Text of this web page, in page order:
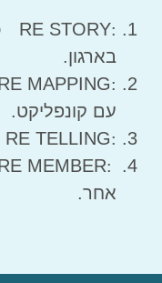
RE STORY:
בארגון.
MAPPING:
עם קונפליקט.
RE TELLING:
MEMBER:
אחר.